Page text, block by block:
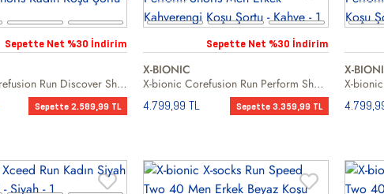
Sepette Net %30 İndirim
X-bionic Corefusion Run Discover Shorts Kadın Koşu Şortu
Sepette 2.589,99 TL
Sepette Net %30 İndirim
X-BIONIC
X-bionic Corefusion Run Perform Shorts Men Erkek Kahverengi Koşu Şortu
4.799,99 TL Sepette 3.359,99 TL
X-